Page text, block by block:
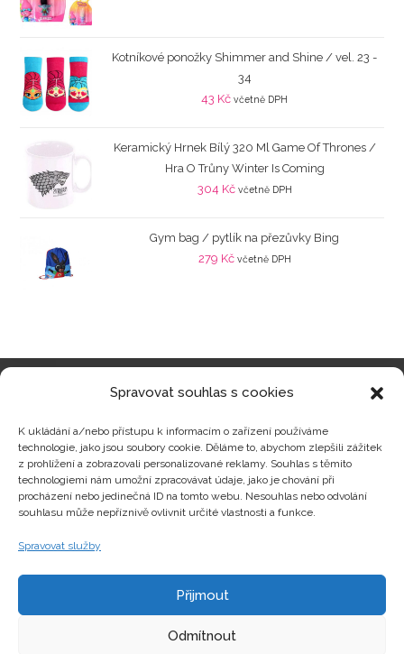
Spravovat souhlas s cookies
K ukládání a/nebo přístupu k informacím o zařízení používáme
technologie, jako jsou soubory cookie. Děláme to, abychom zlepšili zážitek
z prohlížení a zobrazovali personalizované reklamy. Souhlas s těmito
technologiemi nám umožní zpracovávat údaje, jako je chování při
procházení nebo jedinečná ID na tomto webu. Nesouhlas nebo odvolání
souhlasu může nepříznivě ovlivnit určité vlastnosti a funkce.
Spravovat služby
Přijmout
Odmítnout
Kotníkové ponožky Shimmer and Shine / vel. 23 -
34
43 Kč včetně DPH
Keramický Hrnek Bílý 320 Ml Game Of Thrones /
Hra O Trůny Winter Is Coming
304 Kč včetně DPH
Gym bag / pytlík na přezůvky Bing
279 Kč včetně DPH
Zajímavosti
Kontakty